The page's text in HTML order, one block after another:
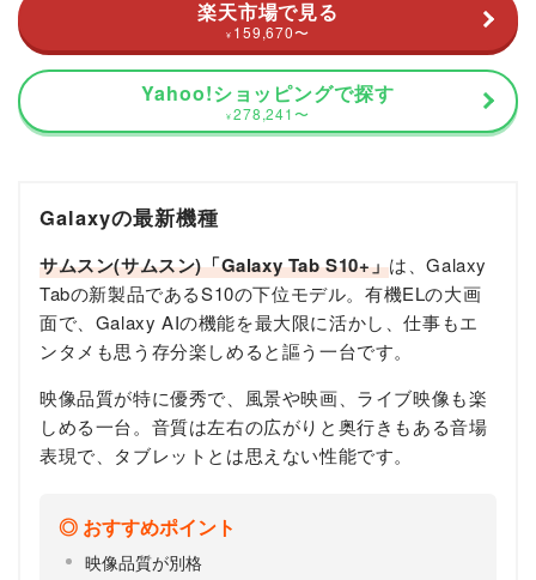
楽天市場で見る
¥ 159,670〜
Yahoo!ショッピングで探す
¥ 278,241〜
Galaxyの最新機種
サムスン(サムスン)「Galaxy Tab S10+」は、Galaxy
Tabの新製品であるS10の下位モデル。有機ELの大画
面で、Galaxy AIの機能を最大限に活かし、仕事もエ
ンタメも思う存分楽しめると謳う一台です。
映像品質が特に優秀で、風景や映画、ライブ映像も楽
しめる一台。音質は左右の広がりと奥行きもある音場
表現で、タブレットとは思えない性能です。
おすすめポイント
映像品質が別格